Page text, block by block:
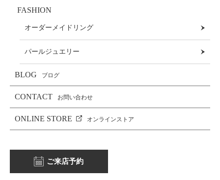
FASHION
オーダーメイドリング
パールジュエリー
BLOG ブログ
CONTACT お問い合わせ
ONLINE STORE オンラインストア
ご来店予約